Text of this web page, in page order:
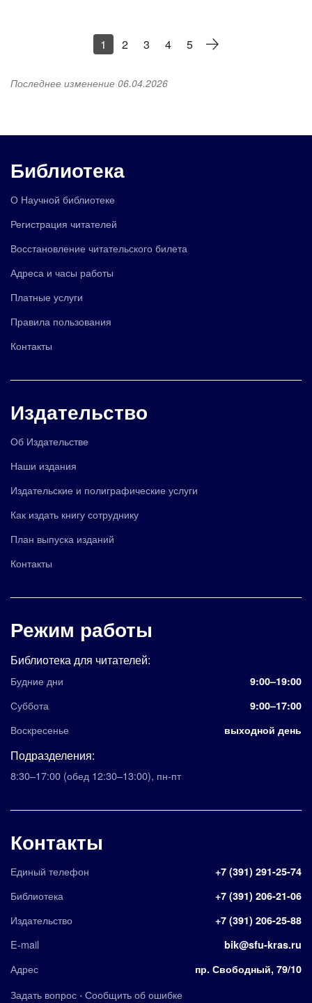
1 2 3 4 5
Последнее изменение 06.04.2026
Библиотека
О Научной библиотеке
Регистрация читателей
Восстановление читательского билета
Адреса и часы работы
Платные услуги
Правила пользования
Контакты
Издательство
Об Издательстве
Наши издания
Издательские и полиграфические услуги
Как издать книгу сотруднику
План выпуска изданий
Контакты
Режим работы
Библиотека для читателей:
Будние дни 9:00–19:00
Суббота 9:00–17:00
Воскресенье выходной день
Подразделения:
8:30–17:00 (обед 12:30–13:00), пн-пт
Контакты
Единый телефон +7 (391) 291-25-74
Библиотека +7 (391) 206-21-06
Издательство +7 (391) 206-25-88
E-mail bik@sfu-kras.ru
Адрес пр. Свободный, 79/10
Задать вопрос · Сообщить об ошибке